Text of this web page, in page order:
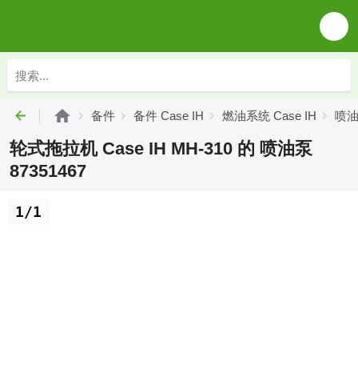
备件 备件 Case IH 燃油系统 Case IH 喷
轮式拖拉机 Case IH MH-310 的 喷油泵
87351467
1/1